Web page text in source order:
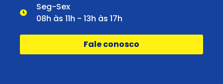
Seg-Sex
08h às 11h - 13h às 17h
Fale conosco